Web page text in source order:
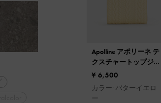
Apolline アポリーネ テ
クスチャートップジッ
プウォレット
¥ 6,500
カラー: バターイエロ
ー